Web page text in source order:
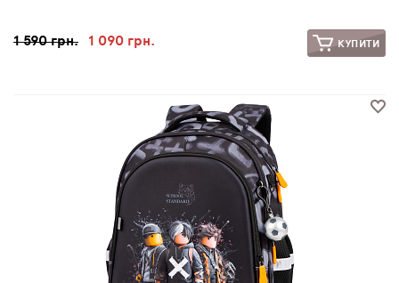
1 590 грн. 1 090 грн. КУПИТИ